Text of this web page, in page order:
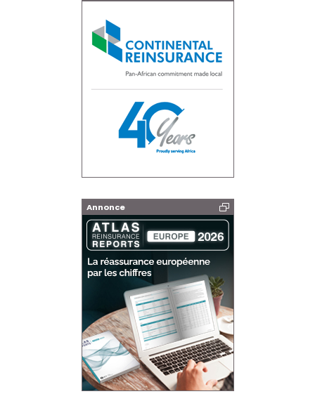
Annonce